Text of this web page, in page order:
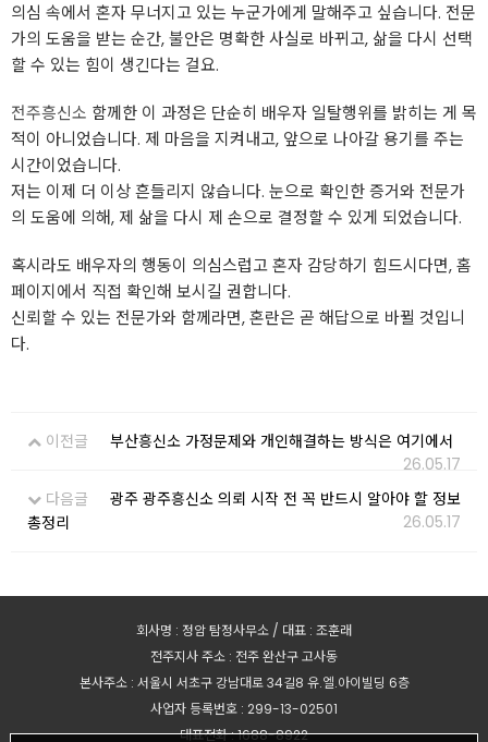
의심 속에서 혼자 무너지고 있는 누군가에게 말해주고 싶습니다. 전문
가의 도움을 받는 순간, 불안은 명확한 사실로 바뀌고, 삶을 다시 선택
할 수 있는 힘이 생긴다는 걸요.
전주흥신소 함께한 이 과정은 단순히 배우자 일탈행위를 밝히는 게 목
적이 아니었습니다. 제 마음을 지켜내고, 앞으로 나아갈 용기를 주는
시간이었습니다.
저는 이제 더 이상 흔들리지 않습니다. 눈으로 확인한 증거와 전문가
의 도움에 의해, 제 삶을 다시 제 손으로 결정할 수 있게 되었습니다.
혹시라도 배우자의 행동이 의심스럽고 혼자 감당하기 힘드시다면, 홈
페이지에서 직접 확인해 보시길 권합니다.
신뢰할 수 있는 전문가와 함께라면, 혼란은 곧 해답으로 바뀔 것입니
다.
이전글
부산흥신소 가정문제와 개인해결하는 방식은 여기에서
26.05.17
다음글
광주 광주흥신소 의뢰 시작 전 꼭 반드시 알아야 할 정보
총정리
26.05.17
회사명 : 정암 탐정사무소 / 대표 : 조훈래
전주지사 주소 : 전주 완산구 고사동
본사주소 : 서울시 서초구 강남대로 34길8 유.엘.아이빌딩 6층
사업자 등록번호 : 299-13-02501
대표전화 : 1688-8922